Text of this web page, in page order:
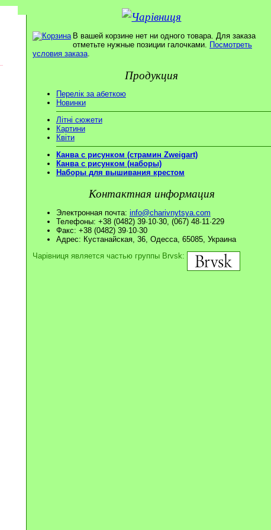
В вашей корзине нет ни одного товара. Для заказа
отметьте нужные позиции галочками. Посмотреть
условия заказа.
Продукция
Перелік за абеткою
Новинки
Літні сюжети
Картини
Квіти
Канва с рисунком (страмин Zweigart)
Канва с рисунком (наборы)
Наборы для вышивания крестом
Контактная информация
Электронная почта: info@charivnytsya.com
Телефоны: +38 (0482) 39·10·30, (067) 48·11·229
Факс: +38 (0482) 39·10·30
Адрес: Кустанайская, 36, Одесса, 65085, Украина
Чарівниця является частью группы Brvsk: